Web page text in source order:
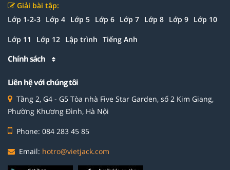
Giải bài tập:
Lớp 1-2-3 Lớp 4 Lớp 5 Lớp 6 Lớp 7 Lớp 8 Lớp 9 Lớp 10
Lớp 11 Lớp 12 Lập trình Tiếng Anh
Chính sách
Liên hệ với chúng tôi
Tầng 2, G4 - G5 Tòa nhà Five Star Garden, số 2 Kim Giang,
Phường Khương Đình, Hà Nội
Phone: 084 283 45 85
Email: hotro@vietjack.com